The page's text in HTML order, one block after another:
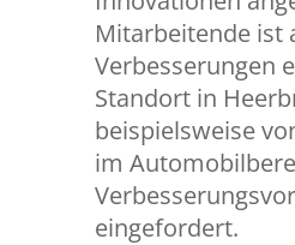
Mitarbeitende ist
Verbesserungen
Standort in
beispielsweise
im
eingefordert.